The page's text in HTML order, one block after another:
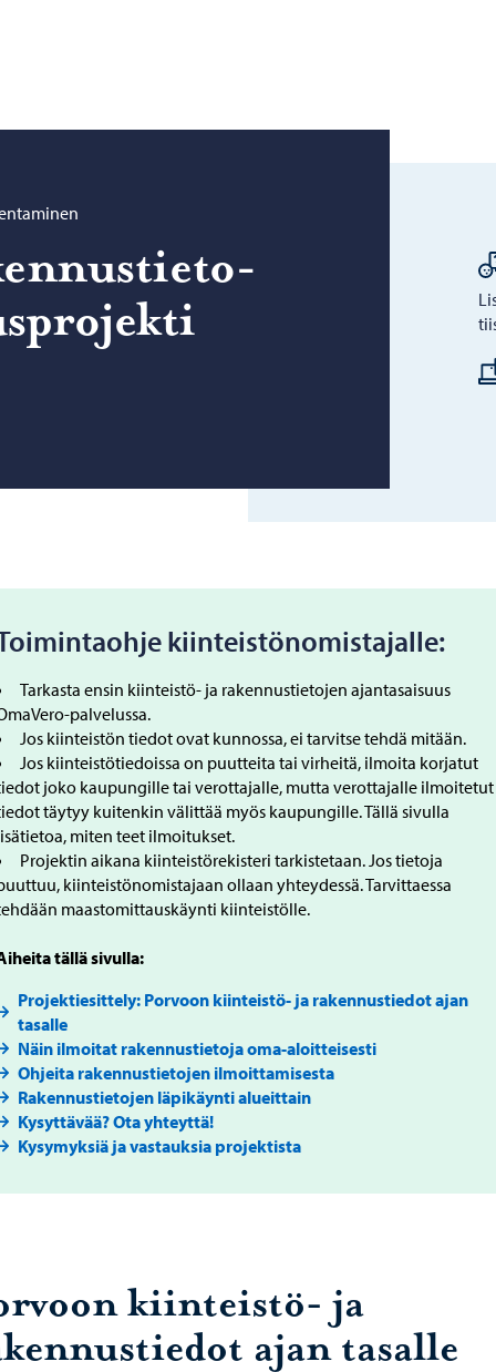
kiinteistönomistajalle:
Tarkasta ensin kiinteistö- ja rakennustietojen ajantasaisuus
palvelussa.
Jos kiinteistön tiedot ovat kunnossa, ei tarvitse tehdä mitään.
Jos kiinteistötiedoissa on puutteita tai virheitä, ilmoita korjatut
joko kaupungille tai verottajalle, mutta verottajalle ilmoitetut
täytyy kuitenkin välittää myös kaupungille.Tällä sivulla
miten teet ilmoitukset.
Projektin aikana kiinteistörekisteri tarkistetaan. Jos tietoja
kiinteistönomistajaan ollaan yhteydessä. Tarvittaessa
maastomittauskäynti kiinteistölle.
tällä sivulla:
Projektiesittely: Porvoon kiinteistö- ja rakennustiedot ajan
tasalle
Näin ilmoitat rakennustietoja oma-aloitteisesti
Ohjeita rakennustietojen ilmoittamisesta
Rakennustietojen läpikäynti alueittain
Kysyttävää? Ota yhteyttä!
Kysymyksiä ja vastauksia projektista
kiinteistö- ja
ajan tasalle